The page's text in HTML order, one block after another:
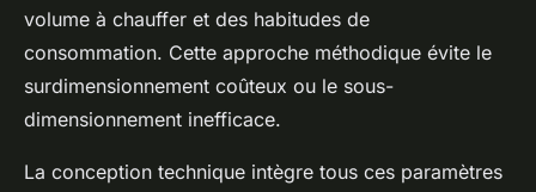
volume à chauffer et des habitudes de
consommation. Cette approche méthodique évite le
surdimensionnement coûteux ou le sous-
dimensionnement inefficace.
La conception technique intègre tous ces paramètres